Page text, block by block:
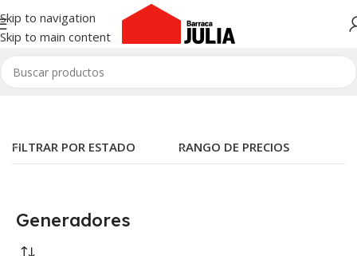
Skip to navigation
Skip to main content
Inicio/Herramientas/Combustión/Generadores
FILTRAR POR ESTADO RANGO DE PRECIOS
Generadores